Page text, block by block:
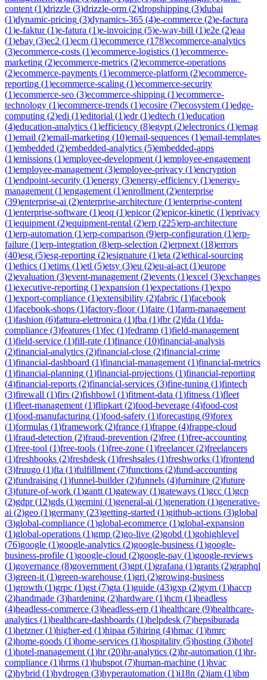
content (1)drizzle (3)drizzle-orm (2)dropshipping (3)dubai
(1)dynamic-pricing (3)dynamics-365 (4)e-commerce (2)e-factura
(1)e-faktur(1)e-fatura (1)e-invoicing (5)e-way-bill (1)e2e (2)eaa
(1)ebay (3)ec2 (1)ecm (1)ecommerce (178)ecommerce-analytics
(3)ecommerce-costs (1)ecommerce-logistics (1)ecommerce-
marketing (2)ecommerce-metrics (2)ecommerce-operations
(2)ecommerce-payments (1)ecommerce-platform (2)ecommerce-
reporting (1)ecommerce-scaling (1)ecommerce-security
(1)ecommerce-seo (3)ecommerce-shipping (1)ecommerce-
technology (1)ecommerce-trends (1)ecosire (7)ecosystem (1)edge-
computing (2)edi (1)editorial (1)edr(1)edtech (1)education
(4)education-analytics (1)efficiency (8)egypt (2)electronics (1)emag
(1)email (2)email-marketing (10)email-sequences (1)email-templates
(1)embedded (2)embedded-analytics (5)embedded-apps
(1)emissions (1)employee-development (1)employee-engagement
(1)employee-management (3)employee-privacy (1)encryption
(1)endpoint-security (1)energy (3)energy-efficiency (1)energy-
management (1)engagement (1)enrollment (2)enterprise
(39)enterprise-ai (2)enterprise-architecture (1)enterprise-content
(1)enterprise-software (1)eoq (1)epicor(2)epicor-kinetic (1)eprivacy
(1)equipment (2)equipment-rental (2)erp (225)erp-architecture
(1)erp-automation (1)erp-comparison (9)erp-configuration (1)erp-
failure (1)erp-integration (8)erp-selection (2)erpnext (18)errors
(40)esg (5)esg-reporting (2)esignature (1)eta (2)ethical-sourcing
(1)ethics (1)etims (1)etl (5)etsy (3)eu (2)eu-ai-act (1)europe
(2)evaluation (3)event-management (2)events (1)excel (3)exchanges
(1)executive-reporting (1)expansion (1)expectations (1)expo
(1)export-compliance (1)extensibility (2)fabric (1)facebook
(1)facebook-shops (1)factory-floor(1)faire (1)farm-management
(1)fashion (6)fattura-elettronica (1)fba (1)fbr(2)fda (1)fda-
compliance (3)features (1)fec (1)fedramp (1)field-management
(1)field-service (1)fill-rate (1)finance (10)financial-analysis
(2)financial-analytics (2)financial-close (2)financial-crime
(1)financial-dashboard (1)financial-management (1)financial-metrics
(1)financial-planning (1)financial-projections (1)financial-reporting
(4)financial-reports (2)financial-services (3)fine-tuning (1)fintech
(3)firewall (1)firs (2)fishbowl (1)fitment-data (1)fitness (1)fleet
(1)fleet-management (1)flipkart (2)food-beverage (4)food-cost
(1)food-manufacturing (1)food-safety (1)forecasting (9)forex
(1)formulas (1)framework (2)france (1)frappe (4)frappe-cloud
(1)fraud-detection (2)fraud-prevention (2)free (1)free-accounting
(1)free-tool (1)free-tools (1)free-zone (1)freelancer(2)freelancers
(1)freshbooks (2)freshdesk (1)freshsales (1)freshworks (1)frontend
(3)fruugo (1)fta (1)fulfillment (7)functions (2)fund-accounting
(2)fundraising (1)funnel-builder(2)funnels (4)furniture (2)future
(3)future-of-work (1)gantt (1)gateway (1)gateways (1)gcc (1)gcp
(2)gdpr(12)gds (1)gemini (1)general-ai (1)generation (1)generative-
ai (2)geo (1)germany (23)getting-started (1)github-actions (3)global
(3)global-compliance (1)global-ecommerce (1)global-expansion
(1)global-operations (1)gmp (2)go-live (2)gobd (1)gohighlevel
(76)google (1)google-analytics (2)google-business (1)google-
business-profile (1)google-cloud (2)google-pay (1)google-reviews
(1)governance (8)government (3)gpt (1)grafana (1)grants (2)graphql
(3)green-it (1)green-warehouse (1)gri (2)growing-business
(1)growth (1)grpc (1)gst (7)gta (1)guide (43)gxp (2)gym (1)haccp
(2)handmade (3)hardening (2)hardware (1)hcm (1)headless
(4)headless-commerce (3)headless-erp (1)healthcare (9)healthcare-
analytics (1)healthcare-dashboards (1)helpdesk (7)hepsiburada
(1)hetzner(1)higher-ed (1)hipaa (5)hiring (4)hmac (1)hmrc
(2)home-goods (1)home-services (1)hospitality (5)hosting (3)hotel
(1)hotel-management (1)hr(20)hr-analytics (2)hr-automation (1)hr-
compliance (1)hrms (1)hubspot (7)human-machine (1)hvac
(2)hybrid (1)hydrogen (3)hyperautomation (1)i18n (2)iam (1)ibm